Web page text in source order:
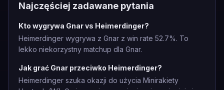
Najczęściej zadawane pytania
Kto wygrywa Gnar vs Heimerdinger?
Heimerdinger wygrywa z Gnar z win rate 52.7%. To
lekko niekorzystny matchup dla Gnar.
Jak grać Gnar przeciwko Heimerdinger?
Heimerdinger szuka okazji do użycia Minirakiety